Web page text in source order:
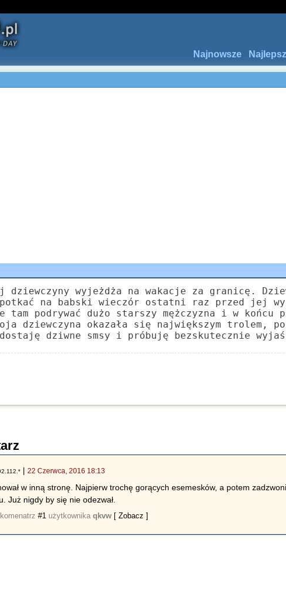
Najnowsze
dziewczyny wyjeżdża na wakacje za granicę.
na babski wieczór ostatni raz przed jej
tam podrywać dużo starszy mężczyzna i w końcu
dziewczyna okazała się największym trolem,
dziwne smsy i próbuję bezskutecznie
|22 Czerwca, 2016 18:13
w inną stronę. Najpierw trochę gorących esemesków, a potem
Już nigdy by się nie odezwał.
#1 użytkownikaqkvw [ Zobacz ]